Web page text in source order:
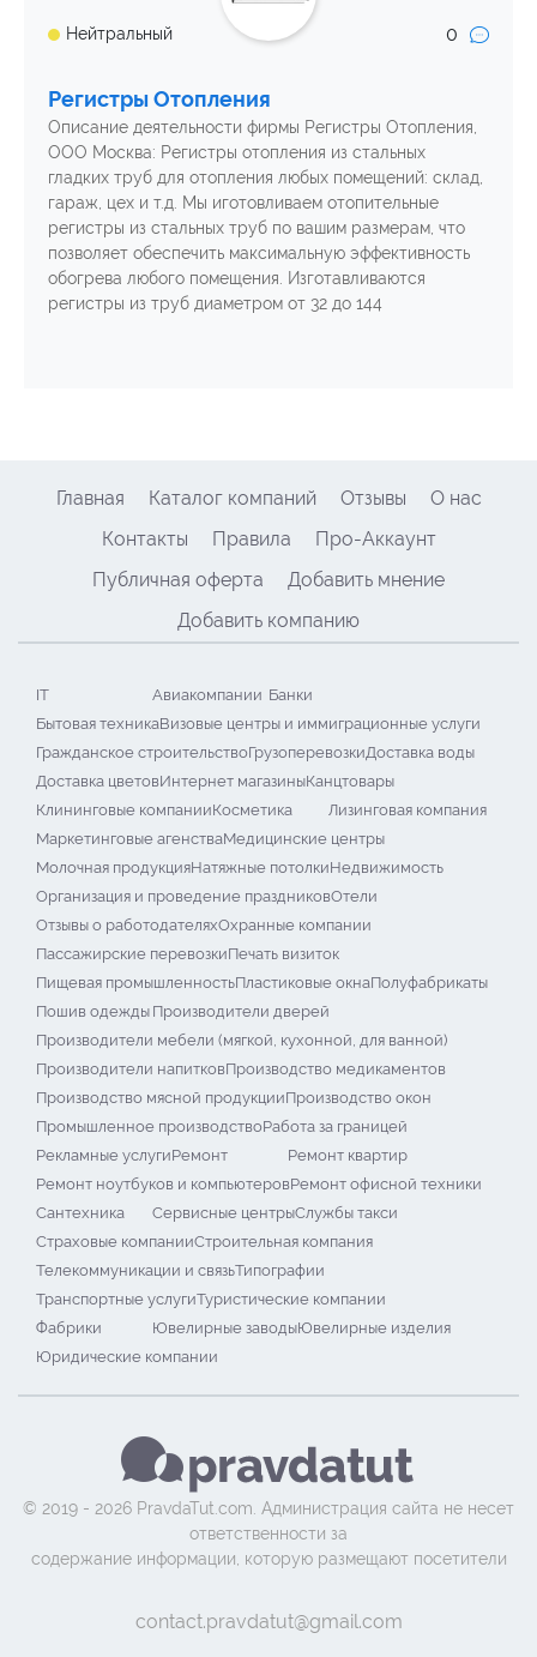
Нейтральный 0
Регистры Отопления
Описание деятельности фирмы Регистры Отопления,
ООО Москва: Регистры отопления из стальных
гладких труб для отопления любых помещений: склад,
гараж, цех и т.д. Мы иготовливаем отопительные
регистры из стальных труб по вашим размерам, что
позволяет обеспечить максимальную эффективность
обогрева любого помещения. Изготавливаются
регистры из труб диаметром от 32 до 144
Главная Каталог компаний Отзывы
О нас
Контакты
Правила
Про-Аккаунт
Публичная оферта
Добавить мнение
Добавить компанию
IT Авиакомпании Банки
Бытовая техникаВизовые центры и иммиграционные услуги
Гражданское строительствоГрузоперевозкиДоставка воды
Доставка цветовИнтернет магазиныКанцтовары
Клининговые компанииКосметика
Лизинговая компания
Маркетинговые агенстваМедицинские центры
Молочная продукцияНатяжные потолкиНедвижимость
Организация и проведение праздниковОтели
Отзывы о работодателяхОхранные компании
Пассажирские перевозкиПечать визиток
Пищевая промышленностьПластиковые окнаПолуфабрикаты
Пошив одежды Производители дверей
Производители мебели (мягкой, кухонной, для ванной)
Производители напитковПроизводство медикаментов
Производство мясной продукцииПроизводство окон
Промышленное производствоРабота за границей
Рекламные услугиРемонт
Ремонт квартир
Ремонт ноутбуков и компьютеровРемонт офисной техники
Сантехника
Сервисные центрыСлужбы такси
Страховые компанииСтроительная компания
Телекоммуникации и связьТипографии
Транспортные услугиТуристические компании
Фабрики
Ювелирные заводыЮвелирные изделия
Юридические компании
© 2019 - 2026 PravdaTut.com. Администрация сайта не несет
ответственности за
содержание информации, которую размещают посетители
contact.pravdatut@gmail.com